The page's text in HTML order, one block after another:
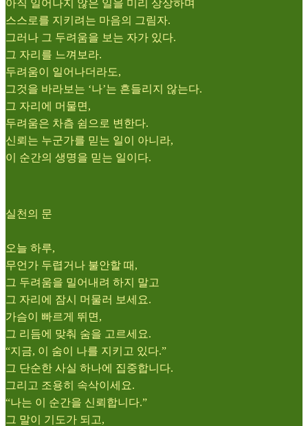
아직 일어나지 않은 일을 미리 상상하며
스스로를 지키려는 마음의 그림자.
그러나 그 두려움을 보는 자가 있다.
그 자리를 느껴보라.
두려움이 일어나더라도,
그것을 바라보는 ‘나’는 흔들리지 않는다.
그 자리에 머물면,
두려움은 차츰 쉼으로 변한다.
신뢰는 누군가를 믿는 일이 아니라,
이 순간의 생명을 믿는 일이다.
실천의 문
오늘 하루,
무언가 두렵거나 불안할 때,
그 두려움을 밀어내려 하지 말고
그 자리에 잠시 머물러 보세요.
가슴이 빠르게 뛰면,
그 리듬에 맞춰 숨을 고르세요.
“지금, 이 숨이 나를 지키고 있다.”
그 단순한 사실 하나에 집중합니다.
그리고 조용히 속삭이세요.
“나는 이 순간을 신뢰합니다.”
그 말이 기도가 되고,